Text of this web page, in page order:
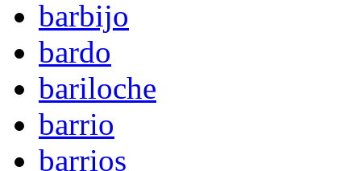
barbijo
bardo
bariloche
barrio
barrios